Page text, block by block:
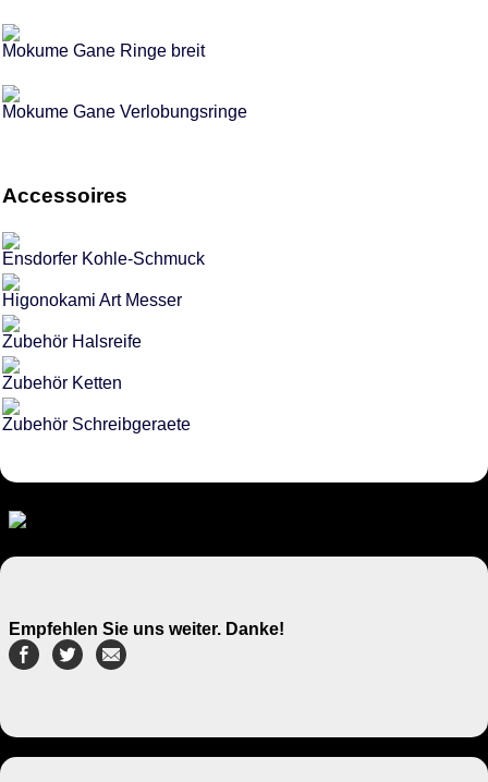
Mokume Gane Ringe breit
Mokume Gane Verlobungsringe
Accessoires
Ensdorfer Kohle-Schmuck
Higonokami Art Messer
Zubehör Halsreife
Zubehör Ketten
Zubehör Schreibgeraete
Empfehlen Sie uns weiter. Danke!